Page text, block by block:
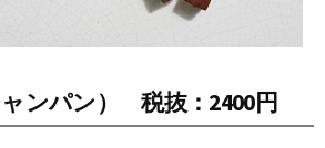
ャンパン） 税抜：2400円